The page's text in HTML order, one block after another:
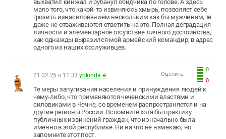
выхватил кинжал и рубанул обидчика по голове. А здесь
мало того, что какой-то извиняюсь хмырь, позволяет себе
грозить изнасилованием нескольким как бы мужчинам, те
даже не отваживаются ответить на это. Полная деградация
личности и элементарное отсутствие личного достоинства,
как однажды выразился мой армейский командир, в адрес
одного из наших сослуживцев.
0
0
Оценить:
21.02.25 в 11:33 yolonda #
Те меры запугивания населения и принуждения людей к
чему-либо, что применяются чеченскими властями и
силовиками в Чечне, со временем распространяется и на
другие регионы России. Вспомните хотя бы практику
публичных извинений граждан, что изначально была
именно в этой республике. Ни на что не намекаю, но
запомните этот пост.